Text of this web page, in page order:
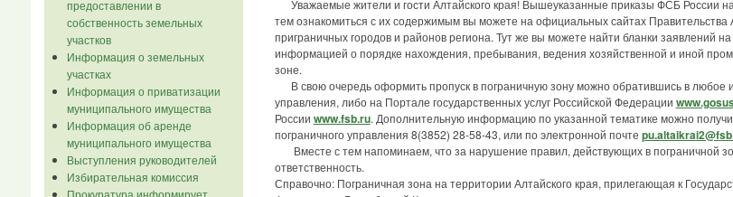
предоставлении в
собственность земельных
участков
Информация о земельных
участках
Информация о приватизации
муниципального имущества
Информация об аренде
муниципального имущества
Выступления руководителей
Избирательная комиссия
Прокуратура информирует
Уважаемые жители и гости Алтайского края! Вышеуказанные приказы ФСБ России
тем ознакомиться с их содержимым вы можете на официальных сайтах Правительства
приграничных городов и районов региона. Тут же вы можете найти бланки заявлений
информацией о порядке нахождения, пребывания, ведения хозяйственной и иной
зоне.
В свою очередь оформить пропуск в пограничную зону можно обратившись в любое
управления, либо на Портале государственных услуг Российской Федерации
России www.fsb.ru. Дополнительную информацию по указанной тематике можно
пограничного управления 8(3852) 28-58-43, или по электронной почте
Вместе с тем напоминаем, что за нарушение правил, действующих в пограничной
ответственность.
Справочно: Пограничная зона на территории Алтайского края, прилегающая к